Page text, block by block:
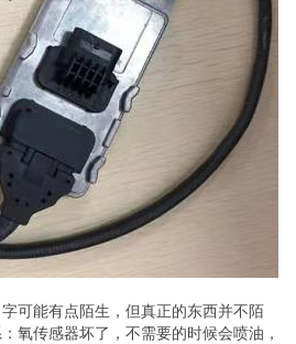
可能有点陌生，但真正的东西并不陌
氧传感器坏了，不需要的时候会喷油，